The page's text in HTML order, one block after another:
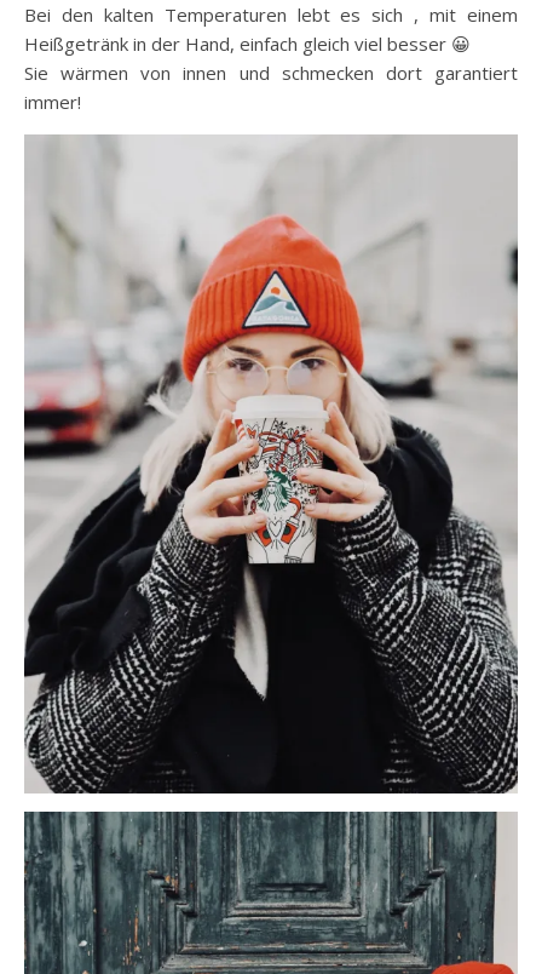
Bei den kalten Temperaturen lebt es sich , mit einem
Heißgetränk in der Hand, einfach gleich viel besser 😀
Sie wärmen von innen und schmecken dort garantiert
immer!